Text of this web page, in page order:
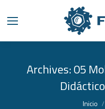
Archives:05
Estás
Inicio